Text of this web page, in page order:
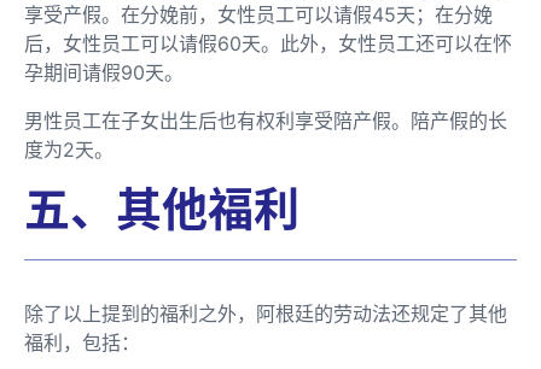
享受产假。在分娩前，女性员工可以请假45天；在分娩
后，女性员工可以请假60天。此外，女性员工还可以在怀
孕期间请假90天。
男性员工在子女出生后也有权利享受陪产假。陪产假的长
度为2天。
五、其他福利
除了以上提到的福利之外，阿根廷的劳动法还规定了其他
福利，包括：